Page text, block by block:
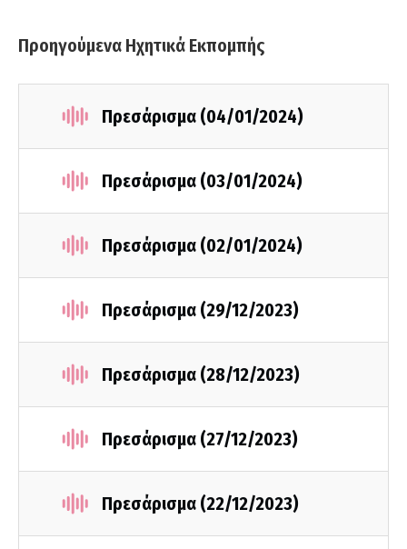
Προηγούμενα Ηχητικά Εκπομπής
Πρεσάρισμα (04/01/2024)
Πρεσάρισμα (03/01/2024)
Πρεσάρισμα (02/01/2024)
Πρεσάρισμα (29/12/2023)
Πρεσάρισμα (28/12/2023)
Πρεσάρισμα (27/12/2023)
Πρεσάρισμα (22/12/2023)